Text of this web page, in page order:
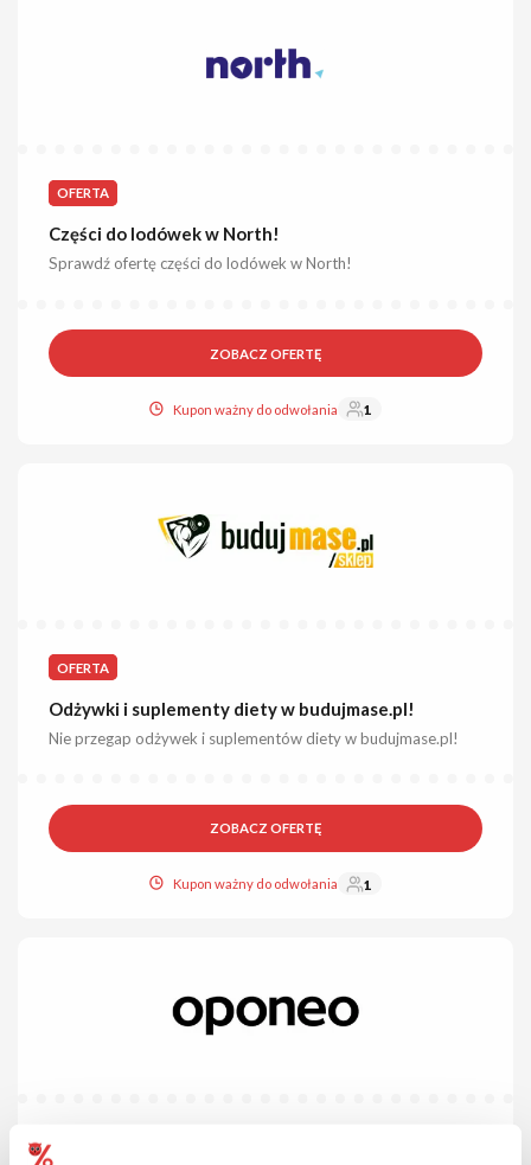
OFERTA
Części do lodówek w North!
Sprawdź ofertę części do lodówek w North!
ZOBACZ OFERTĘ
Kupon ważny do odwołania 1
OFERTA
Odżywki i suplementy diety w budujmase.pl!
Nie przegap odżywek i suplementów diety w budujmase.pl!
ZOBACZ OFERTĘ
Kupon ważny do odwołania 1